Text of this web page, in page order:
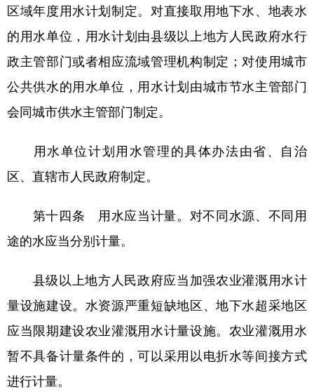
区域年度用水计划制定。对直接取用地下水、地表水
的用水单位，用水计划由县级以上地方人民政府水行
政主管部门或者相应流域管理机构制定；对使用城市
公共供水的用水单位，用水计划由城市节水主管部门
会同城市供水主管部门制定。
用水单位计划用水管理的具体办法由省、自治
区、直辖市人民政府制定。
第十四条 用水应当计量。对不同水源、不同用
途的水应当分别计量。
县级以上地方人民政府应当加强农业灌溉用水计
量设施建设。水资源严重短缺地区、地下水超采地区
应当限期建设农业灌溉用水计量设施。农业灌溉用水
暂不具备计量条件的，可以采用以电折水等间接方式
进行计量。